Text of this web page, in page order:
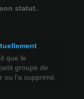
statut.
que le
groupe de
ou l’a supprimé.